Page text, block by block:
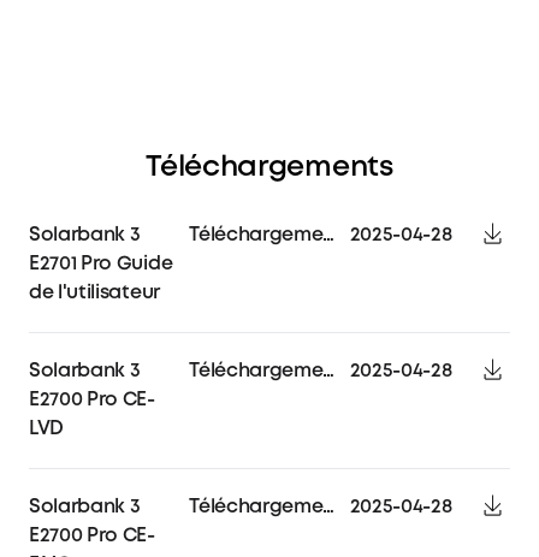
Téléchargements
Solarbank 3
E2701 Pro Guide
de l'utilisateur
Téléchargements 2025-04-28
Solarbank 3
E2700 Pro CE-
LVD
Téléchargements 2025-04-28
Solarbank 3
E2700 Pro CE-
Téléchargements 2025-04-28